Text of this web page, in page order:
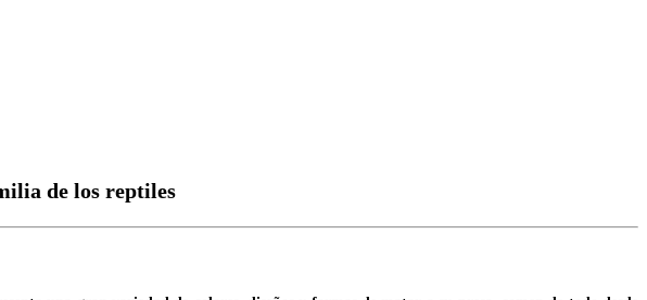
de los reptiles